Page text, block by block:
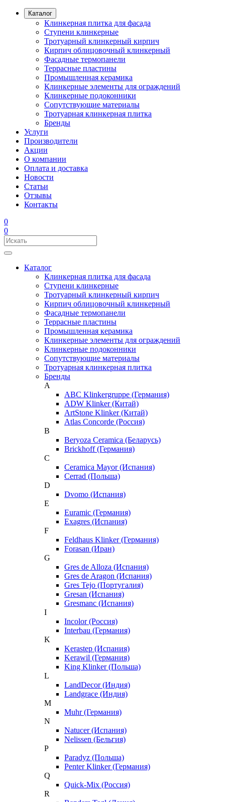
Каталог
Клинкерная плитка для фасада
Ступени клинкерные
Тротуарный клинкерный кирпич
Кирпич облицовочный клинкерный
Фасадные термопанели
Террасные пластины
Промышленная керамика
Клинкерные элементы для ограждений
Клинкерные подоконники
Сопутствующие материалы
Тротуарная клинкерная плитка
Бренды
Услуги
Производители
Акции
О компании
Оплата и доставка
Новости
Статьи
Отзывы
Контакты
0
0
Каталог
Клинкерная плитка для фасада
Ступени клинкерные
Тротуарный клинкерный кирпич
Кирпич облицовочный клинкерный
Фасадные термопанели
Террасные пластины
Промышленная керамика
Клинкерные элементы для ограждений
Клинкерные подоконники
Сопутствующие материалы
Тротуарная клинкерная плитка
Бренды
A
ABC Klinkergruppe (Германия)
ADW Klinker (Китай)
ArtStone Klinker (Китай)
Atlas Concorde (Россия)
B
Beryoza Ceramica (Беларусь)
Brickhoff (Германия)
C
Ceramica Mayor (Испания)
Cerrad (Польша)
D
Dvomo (Испания)
E
Euramic (Германия)
Exagres (Испания)
F
Feldhaus Klinker (Германия)
Forasan (Иран)
G
Gres de Alloza (Испания)
Gres de Aragon (Испания)
Gres Tejo (Португалия)
Gresan (Испания)
Gresmanc (Испания)
I
Incolor (Россия)
Interbau (Германия)
K
Kerastep (Испания)
Kerawil (Германия)
King Klinker (Польша)
L
LandDecor (Индия)
Landgrace (Индия)
M
Muhr (Германия)
N
Natucer (Испания)
Nelissen (Бельгия)
P
Paradyz (Польша)
Penter Klinker (Германия)
Q
Quick-Mix (Россия)
R